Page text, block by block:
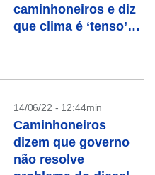
caminhoneiros e diz
que clima é ‘tenso’
14/06/22 - 12:44min
Caminhoneiros
dizem que governo
não resolve